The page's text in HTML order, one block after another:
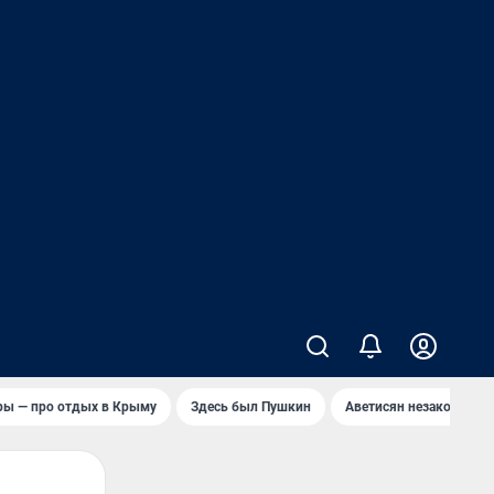
— про отдых в Крыму Здесь был Пушкин Аветисян незаконно